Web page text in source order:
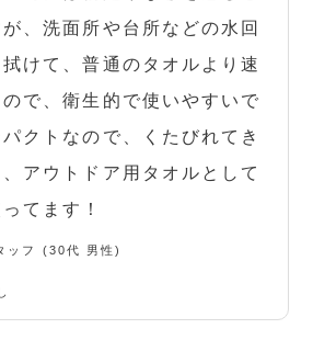
、洗面所や台所などの水回
けて、普通のタオルより速
で、衛生的で使いやすいで
クトなので、くたびれてき
アウトドア用タオルとして
てます！
ッフ (30代 男性)